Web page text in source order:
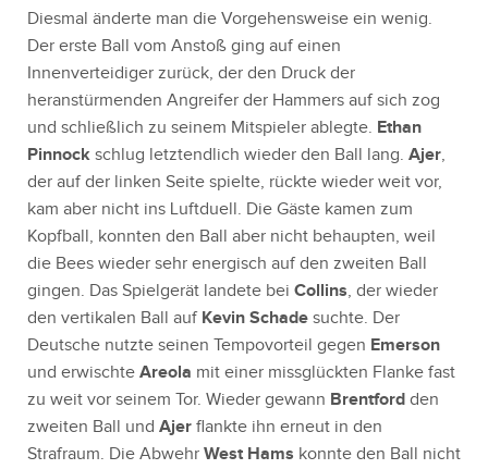
Diesmal änderte man die Vorgehensweise ein wenig.
Der erste Ball vom Anstoß ging auf einen
Innenverteidiger zurück, der den Druck der
heranstürmenden Angreifer der Hammers auf sich zog
und schließlich zu seinem Mitspieler ablegte. Ethan
Pinnock schlug letztendlich wieder den Ball lang. Ajer,
der auf der linken Seite spielte, rückte wieder weit vor,
kam aber nicht ins Luftduell. Die Gäste kamen zum
Kopfball, konnten den Ball aber nicht behaupten, weil
die Bees wieder sehr energisch auf den zweiten Ball
gingen. Das Spielgerät landete bei Collins, der wieder
den vertikalen Ball auf Kevin Schade suchte. Der
Deutsche nutzte seinen Tempovorteil gegen Emerson
und erwischte Areola mit einer missglückten Flanke fast
zu weit vor seinem Tor. Wieder gewann Brentford den
zweiten Ball und Ajer flankte ihn erneut in den
Strafraum. Die Abwehr West Hams konnte den Ball nicht